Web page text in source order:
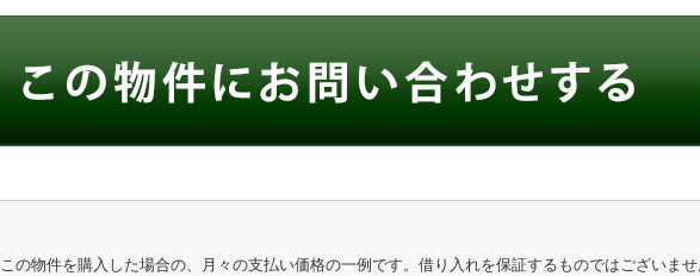
この物件を購入した場合の、月々の支払い価格の一例です。借り入れを保証するものではございませ